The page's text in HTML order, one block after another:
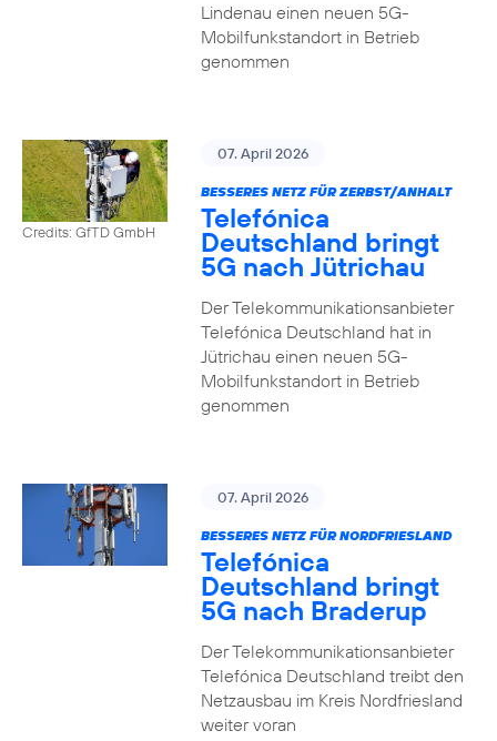
Lindenau einen neuen 5G-
Mobilfunkstandort in Betrieb
genommen
Credits: GfTD GmbH
07. April 2026
BESSERES NETZ FÜR ZERBST/ANHALT
Telefónica
Deutschland bringt
5G nach Jütrichau
Der Telekommunikationsanbieter
Telefónica Deutschland hat in
Jütrichau einen neuen 5G-
Mobilfunkstandort in Betrieb
genommen
07. April 2026
BESSERES NETZ FÜR NORDFRIESLAND
Telefónica
Deutschland bringt
5G nach Braderup
Der Telekommunikationsanbieter
Telefónica Deutschland treibt den
Netzausbau im Kreis Nordfriesland
weiter voran